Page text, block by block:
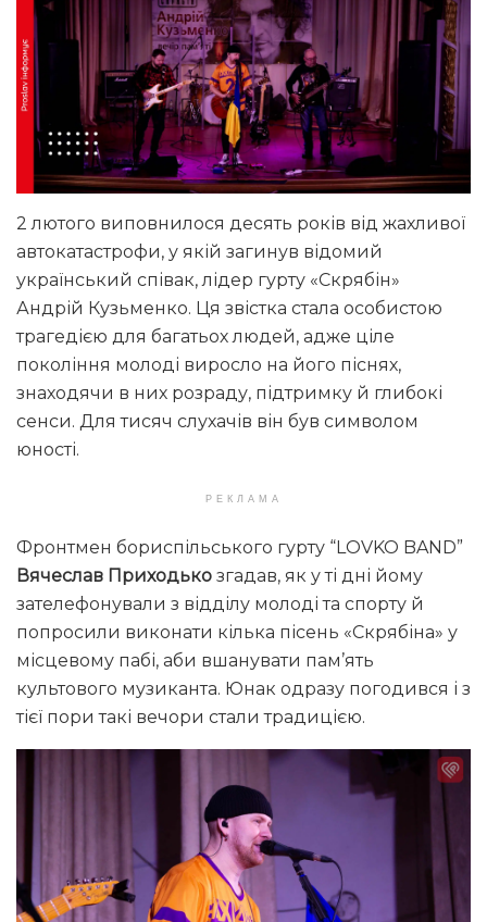
2 лютого виповнилося десять років від жахливої
автокатастрофи, у якій загинув відомий
український співак, лідер гурту «Скрябін»
Андрій Кузьменко. Ця звістка стала особистою
трагедією для багатьох людей, адже ціле
покоління молоді виросло на його піснях,
знаходячи в них розраду, підтримку й глибокі
сенси. Для тисяч слухачів він був символом
юності.
РЕКЛАМА
Фронтмен бориспільського гурту “LOVKO BAND”
Вячеслав Приходько згадав, як у ті дні йому
зателефонували з відділу молоді та спорту й
попросили виконати кілька пісень «Скрябіна» у
місцевому пабі, аби вшанувати пам’ять
культового музиканта. Юнак одразу погодився і з
тієї пори такі вечори стали традицією.